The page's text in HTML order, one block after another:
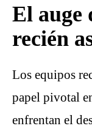
El auge
recién
Los equipos
papel pivotal
enfrentan el